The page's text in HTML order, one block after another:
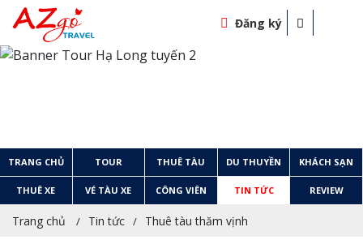
Đăng ký
TRANG CHỦ TOUR THUÊ TÀU DU THUYỀN KHÁCH SẠN
THUÊ XE VÉ TÀU XE CÔNG VIÊN TIN TỨC REVIEW
Trang chủ Tin tức Thuê tàu thăm vịnh